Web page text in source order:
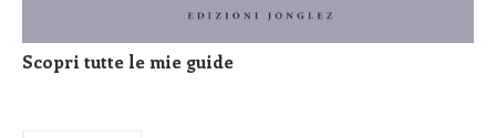
Scopri tutte le mie guide